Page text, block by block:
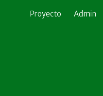
Proyecto Admin